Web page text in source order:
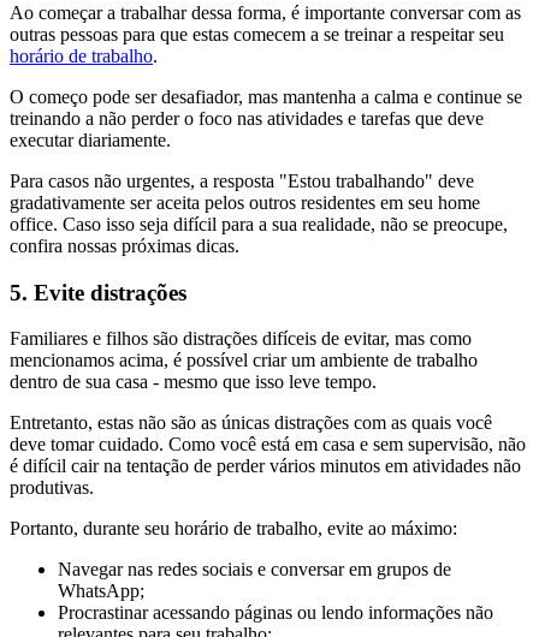
Ao começar a trabalhar dessa forma, é importante conversar com as
outras pessoas para que estas comecem a se treinar a respeitar seu
horário de trabalho.
O começo pode ser desafiador, mas mantenha a calma e continue se
treinando a não perder o foco nas atividades e tarefas que deve
executar diariamente.
Para casos não urgentes, a resposta "Estou trabalhando" deve
gradativamente ser aceita pelos outros residentes em seu home
office. Caso isso seja difícil para a sua realidade, não se preocupe,
confira nossas próximas dicas.
5. Evite distrações
Familiares e filhos são distrações difíceis de evitar, mas como
mencionamos acima, é possível criar um ambiente de trabalho
dentro de sua casa - mesmo que isso leve tempo.
Entretanto, estas não são as únicas distrações com as quais você
deve tomar cuidado. Como você está em casa e sem supervisão, não
é difícil cair na tentação de perder vários minutos em atividades não
produtivas.
Portanto, durante seu horário de trabalho, evite ao máximo:
Navegar nas redes sociais e conversar em grupos de
WhatsApp;
Procrastinar acessando páginas ou lendo informações não